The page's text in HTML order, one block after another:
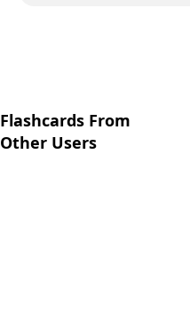
Flashcards From
Other Users